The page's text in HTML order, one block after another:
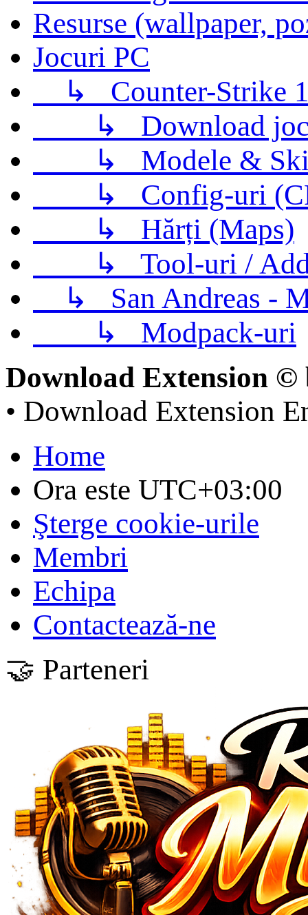
Resurse (wallpaper,
Jocuri PC
↳ Counter-Strike
↳ Download
↳ Modele &
↳ Config-uri
↳ Hărți (Maps)
↳ Tool-uri /
↳ San Andreas -
↳ Modpack-uri
Download Extension
• Download Extension
Home
Ora este UTC+03:00
Şterge cookie-urile
Membri
Echipa
Contactează-ne
🤝 Parteneri